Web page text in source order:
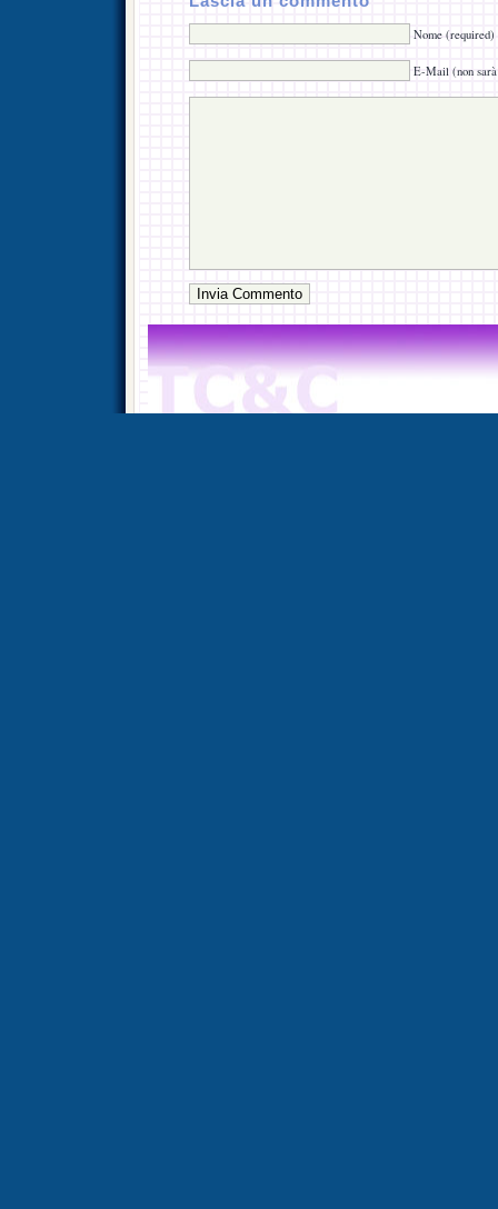
Nome (required)
E-Mail (non